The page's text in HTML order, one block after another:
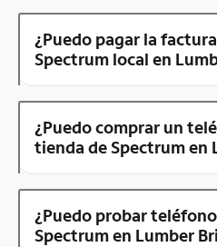
¿Puedo pagar la
Spectrum local en
¿Puedo comprar un
tienda de Spectrum en
¿Puedo probar
Spectrum en Lumber